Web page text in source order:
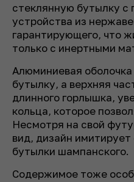
стеклянную бутылку
устройства из
гарантирующего, что
только с инертными
Алюминиевая
бутылку, а верхняя
длинного горлышка,
кольца, которое
Несмотря на свой
вид, дизайн
бутылки шампанского.
Содержимое тоже